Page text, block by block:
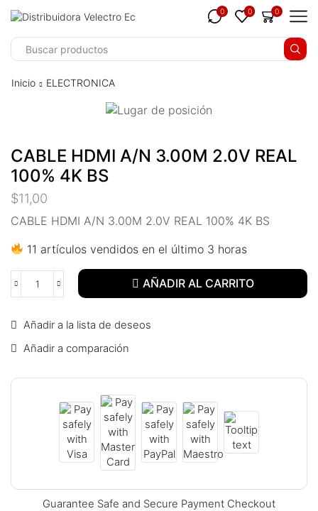
panel
panel
panel
panel
panel
panel
panel
0 0 0
Inicio ELECTRONICA
CABLE HDMI A/N 3.00M 2.0V REAL
100% 4K BS
$11,00
CABLE HDMI A/N 3.00M 2.0V REAL 100% 4K BS
11 artículos vendidos en el último 3 horas
AÑADIR AL CARRITO
Añadir a la lista de deseos
Añadir a comparación
Guarantee Safe and Secure Payment Checkout